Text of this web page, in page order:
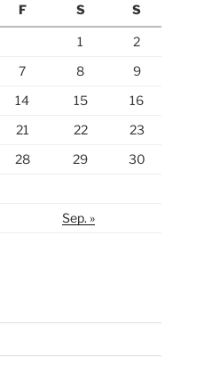
F S S
1
2
7 8
9
14 15
16
21 22
23
28 29
30
Sep. »